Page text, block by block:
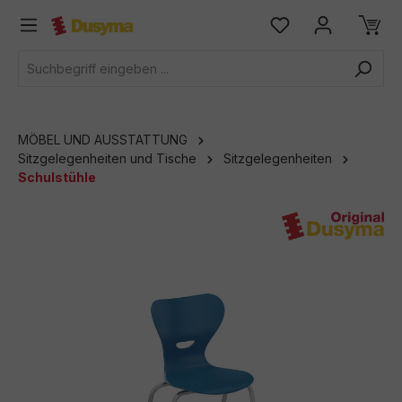
springen
MÖBEL UND AUSSTATTUNG
Sitzgelegenheiten und Tische
Sitzgelegenheiten
Schulstühle